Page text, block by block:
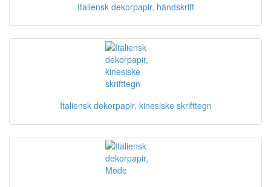
Italiensk dekorpapir, håndskrift
Italiensk dekorpapir, kinesiske skrifttegn